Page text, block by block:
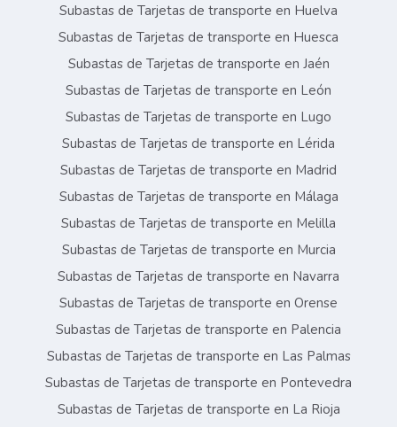
Subastas de Tarjetas de transporte en Huelva
Subastas de Tarjetas de transporte en Huesca
Subastas de Tarjetas de transporte en Jaén
Subastas de Tarjetas de transporte en León
Subastas de Tarjetas de transporte en Lugo
Subastas de Tarjetas de transporte en Lérida
Subastas de Tarjetas de transporte en Madrid
Subastas de Tarjetas de transporte en Málaga
Subastas de Tarjetas de transporte en Melilla
Subastas de Tarjetas de transporte en Murcia
Subastas de Tarjetas de transporte en Navarra
Subastas de Tarjetas de transporte en Orense
Subastas de Tarjetas de transporte en Palencia
Subastas de Tarjetas de transporte en Las Palmas
Subastas de Tarjetas de transporte en Pontevedra
Subastas de Tarjetas de transporte en La Rioja